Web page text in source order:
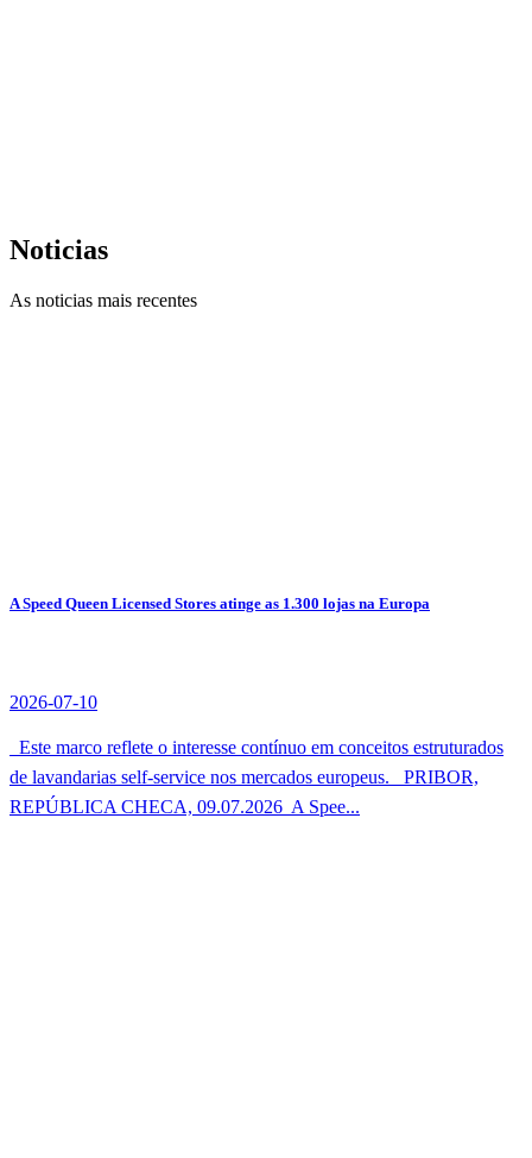
Noticias
As noticias mais recentes
A Speed Queen Licensed Stores atinge as 1.300 lojas na Europa
2026-07-10
Este marco reflete o interesse contínuo em conceitos estruturados
de lavandarias self-service nos mercados europeus. PRIBOR,
REPÚBLICA CHECA, 09.07.2026  A Spee...